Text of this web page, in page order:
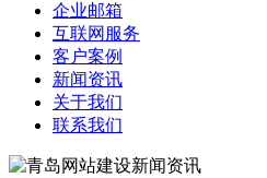
企业邮箱
互联网服务
客户案例
新闻资讯
关于我们
联系我们